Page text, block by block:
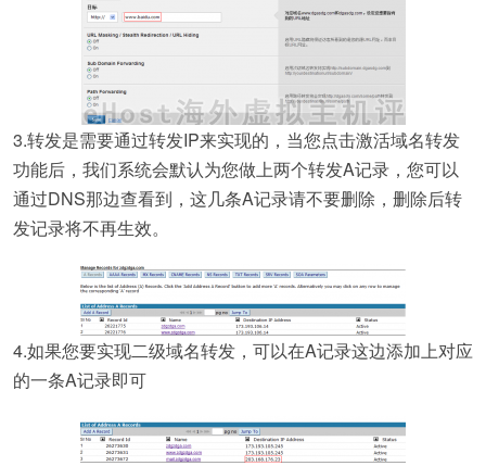
3.转发是需要通过转发IP来实现的，当您点击激活域名转发
功能后，我们系统会默认为您做上两个转发A记录，您可以
通过DNS那边查看到，这几条A记录请不要删除，删除后转
发记录将不再生效。
4.如果您要实现二级域名转发，可以在A记录这边添加上对应
的一条A记录即可